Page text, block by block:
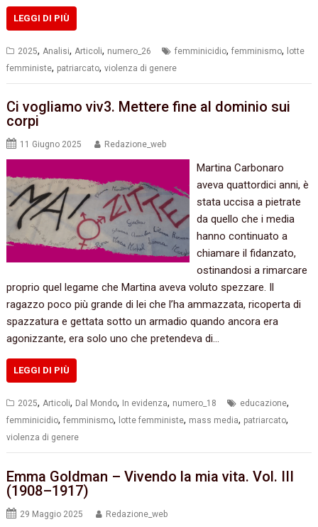
LEGGI DI PIÙ
2025, Analisi, Articoli, numero_26 femminicidio,femminismo,
lotte
femministe, patriarcato,violenza di genere
Ci vogliamo viv3. Mettere fine al dominio sui
corpi
11 Giugno 2025 Redazione_web
Martina Carbonaro
aveva quattordici anni, è
stata uccisa a pietrate
da quello che i media
hanno continuato a
chiamare il fidanzato,
ostinandosi a rimarcare
proprio quel legame che Martina aveva voluto spezzare. Il
ragazzo poco più grande di lei che l’ha ammazzata, ricoperta di
spazzatura e gettata sotto un armadio quando ancora era
agonizzante, era solo uno che pretendeva di…
LEGGI DI PIÙ
2025,Articoli, Dal Mondo, In evidenza, numero_18 educazione,
femminicidio,femminismo, lotte femministe, mass media, patriarcato,
violenza di genere
Emma Goldman – Vivendo la mia vita. Vol. III
(1908–1917)
29 Maggio 2025 Redazione_web